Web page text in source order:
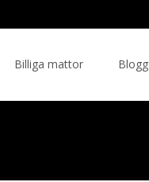
Billiga mattor Blogg